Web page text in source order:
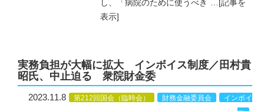
し、「病院のために使うべき
… [記事を
表示]
実務負担が大幅に拡大 インボイス制度／田村貴
昭氏、中止迫る 衆院財金委
2023.11.8 第212回国会（臨時会） 財務金融委員会
インボイ